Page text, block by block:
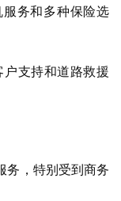
务和多种保险选
支持和道路救援
，特别受到商务